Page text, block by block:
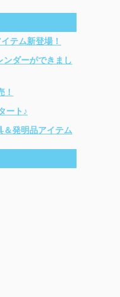
テム新登場！
ンダーができまし
！
ート♪
＆発明品アイテム